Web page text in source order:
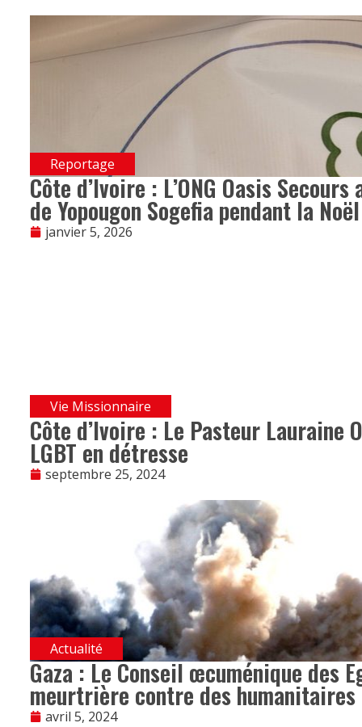
Reportage
Côte d’Ivoire : L’ONG Oasis
de Yopougon Sogefia pendant la Noël
janvier 5, 2026
Vie Missionnaire
Côte d’Ivoire : Le Pasteur Lauraine
LGBT en détresse
septembre 25, 2024
Actualité
Gaza : Le Conseil œcuménique des
meurtrière contre des humanitaires
avril 5, 2024